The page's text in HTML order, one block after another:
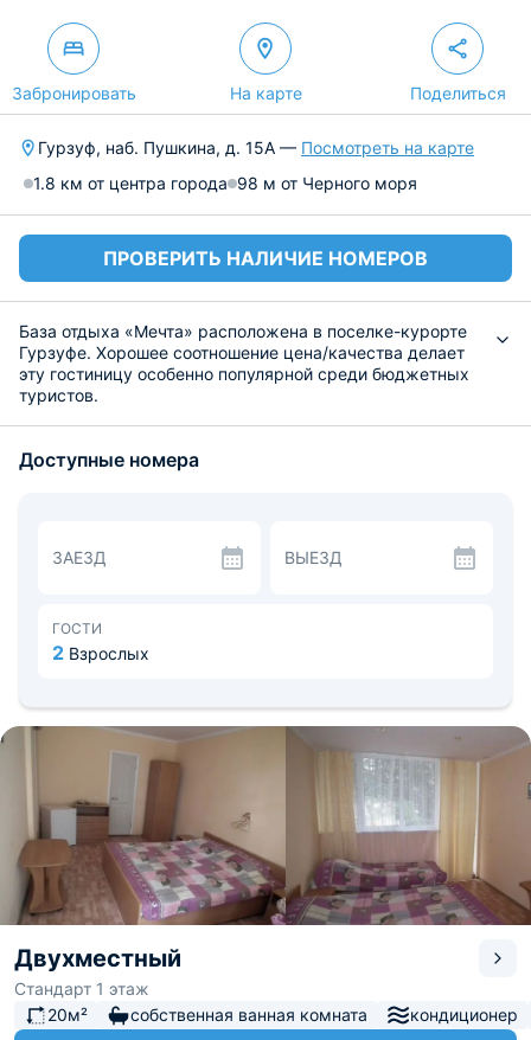
Забронировать На карте Поделиться
Гурзуф, наб. Пушкина, д. 15А — Посмотреть на карте
1.8 км от центра города 98 м от Черного моря
ПРОВЕРИТЬ НАЛИЧИЕ НОМЕРОВ
База отдыха «Мечта» расположена в поселке-курорте
Гурзуфе. Хорошее соотношение цена/качества делает
эту гостиницу особенно популярной среди бюджетных
туристов.
холодильник и кондиционер, а также ванная комната с
заказать трехразовое питание.
В числе услуг зона барбекю, беседки на улице, где
В шаговой доступности находится красивейшая
набережная и парк с множеством кафе и ресторанов. В
Доступные номера
ЗАЕЗД ВЫЕЗД
ГОСТИ
2 Взрослых
Двухместный
Стандарт 1 этаж
20м²
собственная ванная комната кондиционер